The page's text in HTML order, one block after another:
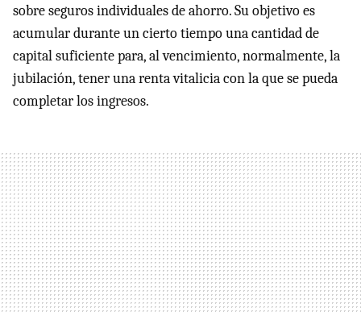
sobre seguros individuales de ahorro. Su objetivo es
acumular durante un cierto tiempo una cantidad de
capital suficiente para, al vencimiento, normalmente, la
jubilación, tener una renta vitalicia con la que se pueda
completar los ingresos.